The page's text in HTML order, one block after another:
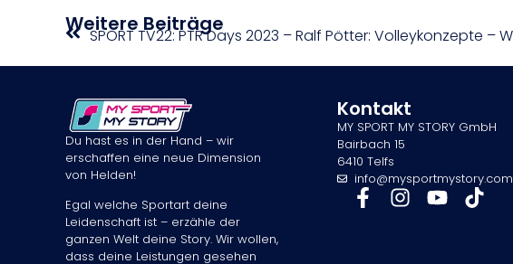
Weitere Beiträge
Du hast es in der Hand – wir
erschaffen eine neue Dimension
von Helden!
Egal welche Sportart deine
Leidenschaft ist – erzähle der
ganzen Welt deine Story. Wir wollen,
dass deine Leistungen gesehen
Kontakt
MY SPORT MY STORY GmbH
Bairbach 15
6410 Telfs
info@mysportmystory.com